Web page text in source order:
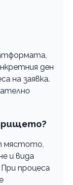
ден
на заявка.
мястото,
и вида
процеса